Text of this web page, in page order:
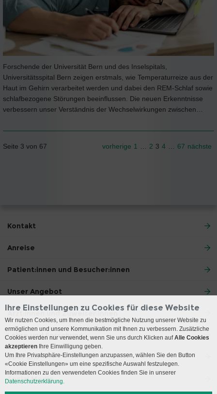
Forschende der Universität Bern und des Inselspitals,
Universitätsspital Bern zeigen erstmals, wie Temperaturreize aus der
Haut im Gehirn verarbeitet werden und dabei den REM-Schlaf sowie
schlafbezogene Störungen beeinflussen. Die neuen Erkenntnisse
verbessern unser Verständnis der Wechselwirkungen zwischen…
Seite 3 von 67 vorherige 1 … 2 3 4 … 67 nächste
Kontakt
Anreise
Patient:innen und Besucher:innen
Unser Angebot
Ärzt:innen und Zuweiser:innen
Lehre und Forschung
Über uns
Social Media
Ihre Einstellungen zu Cookies für diese Website
Wir nutzen Cookies, um Ihnen die bestmögliche Nutzung unserer Website zu
ermöglichen und unsere Kommunikation mit Ihnen zu verbessern. Zusätzliche
Cookies werden nur verwendet, wenn Sie uns durch Klicken aufAlle Cookies
akzeptieren Ihre Einwilligung geben.
Um Ihre Privatsphäre-Einstellungen anzupassen, wählen Sie den Button
«Cookie Einstellungen» um eine spezifische Auswahl festzulegen.
Informationen zu den verwendeten Cookies finden Sie in unserer
Datenschutzerklärung.